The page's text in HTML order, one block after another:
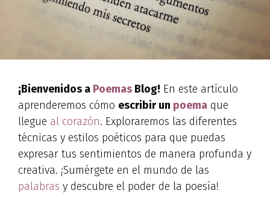
¡Bienvenidos a Poemas Blog! En este artículo
aprenderemos cómo escribir un poema que
llegue al corazón. Exploraremos las diferentes
técnicas y estilos poéticos para que puedas
expresar tus sentimientos de manera profunda y
creativa. ¡Sumérgete en el mundo de las
palabras y descubre el poder de la poesía!